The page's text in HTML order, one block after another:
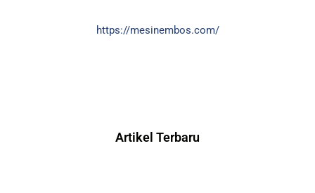
https://mesinembos.com/
Artikel Terbaru